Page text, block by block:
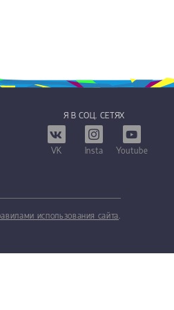
Я В СОЦ. СЕТЯХ
VK Insta Youtube
использования сайта.